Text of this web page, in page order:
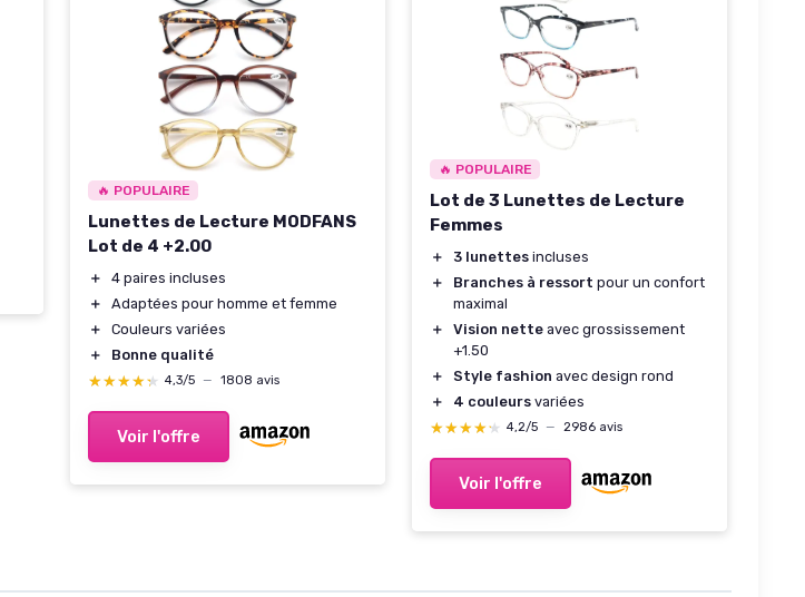
🔥 POPULAIRE
Lunettes de Lecture MODFANS
Lot de 4 +2.00
＋
4 paires incluses
＋
Adaptées pour homme et femme
＋
Couleurs variées
＋
Bonne qualité
★★★★★
★★★★★ 4,3/5 — 1808 avis
Voir l'offre
🔥 POPULAIRE
Lot de 3 Lunettes de Lecture
Femmes
＋ 3 lunettes incluses
＋
Branches à ressort pour un confort
maximal
＋
Vision nette avec grossissement
+1.50
＋
Style fashion avec design rond
＋
4 couleurs variées
★★★★★
★★★★★ 4,2/5 — 2986 avis
Voir l'offre